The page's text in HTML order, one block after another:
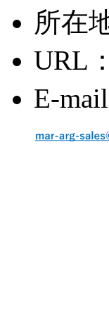
所在
URL：
E-mail